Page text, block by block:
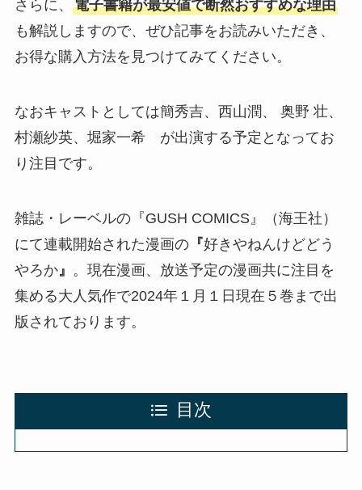
さらに、 電子書籍が最安値で断然おすすめな理由
も解説しますので、ぜひ記事をお読みいただき、
お得な購入方法を見つけてみてください。
なおキャストとしては簡秀吉、西山潤、 奥野 壮、
村瀬紗英、堀家一希 が出演する予定となってお
り注目です。
雑誌・レーベルの『GUSH COMICS』（海王社）
にて連載開始された漫画の『好きやねんけどどう
やろか』 。現在漫画、放送予定の漫画共に注目を
集める大人気作で2024年１月１日現在５巻まで出
版されております。
目次